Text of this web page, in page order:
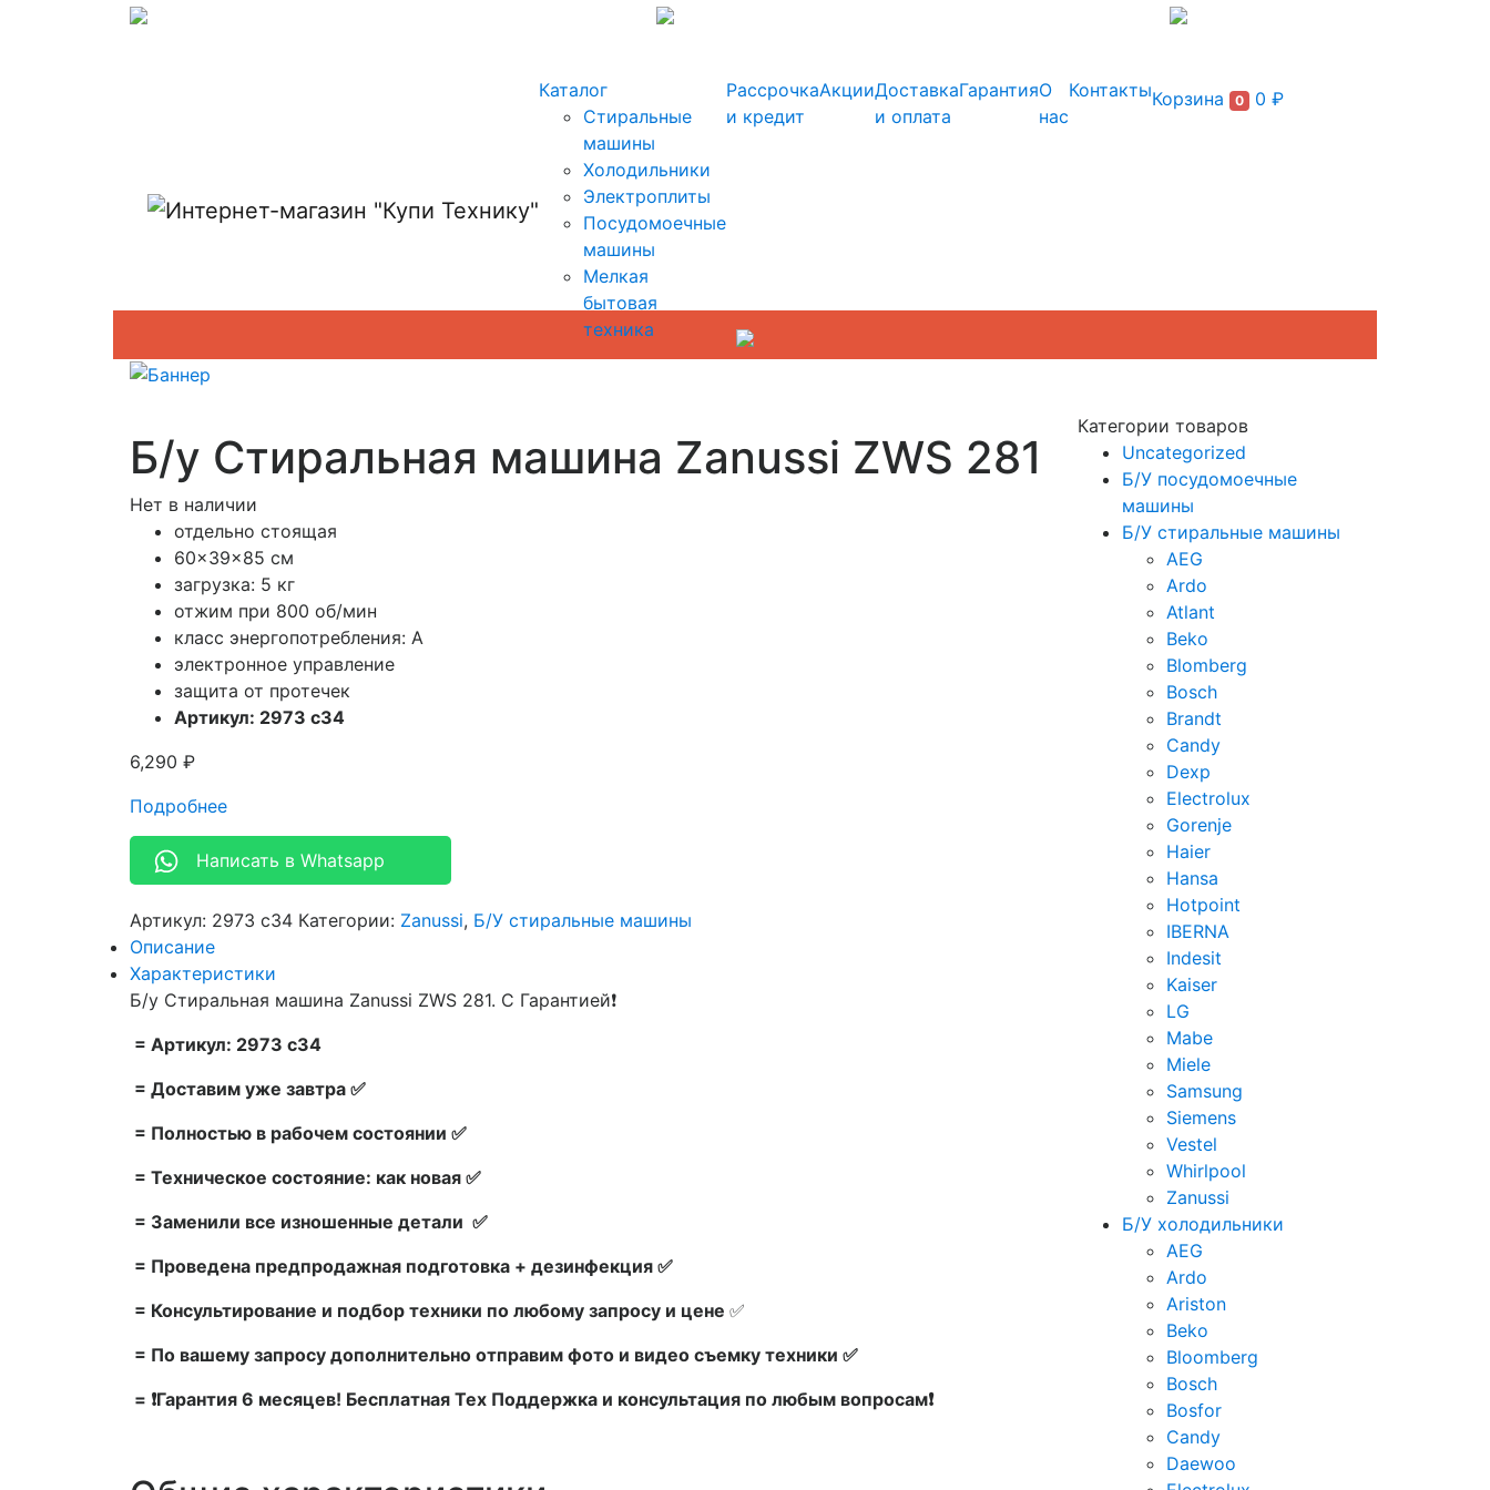
Каталог
Стиральные
машины
Холодильники
Электроплиты
Посудомоечные
машины
Мелкая
бытовая
техника
Рассрочка
и кредит
АкцииДоставка
и оплата
ГарантияО
нас
КонтактыКорзина 0 0 ₽
Б/у Стиральная машина Zanussi ZWS 281
Нет в наличии
отдельно стоящая
60x39x85 см
загрузка: 5 кг
отжим при 800 об/мин
класс энергопотребления: A
электронное управление
защита от протечек
Артикул: 2973 c34
6,290 ₽
Подробнее
Написать в Whatsapp
Артикул: 2973 c34 Категории: Zanussi, Б/У стиральные машины
Описание
Характеристики
Б/у Стиральная машина Zanussi ZWS 281. С Гарантией❗
= Артикул: 2973 c34
= Доставим уже завтра ✅
= Полностью в рабочем состоянии ✅
= Техническое состояние: как новая ✅
= Заменили все изношенные детали ✅
= Проведена предпродажная подготовка + дезинфекция ✅
= Консультирование и подбор техники по любому запросу и цене ✅
= По вашему запросу дополнительно отправим фото и видео съемку техники ✅
= ❗Гарантия 6 месяцев! Бесплатная Тех Поддержка и консультация по любым вопросам❗
Категории товаров
Uncategorized
Б/У посудомоечные
машины
Б/У стиральные машины
AEG
Ardo
Atlant
Beko
Blomberg
Bosch
Brandt
Candy
Dexp
Electrolux
Gorenje
Haier
Hansa
Hotpoint
IBERNA
Indesit
Kaiser
LG
Mabe
Miele
Samsung
Siemens
Vestel
Whirlpool
Zanussi
Б/У холодильники
AEG
Ardo
Ariston
Beko
Bloomberg
Bosch
Bosfor
Candy
Daewoo